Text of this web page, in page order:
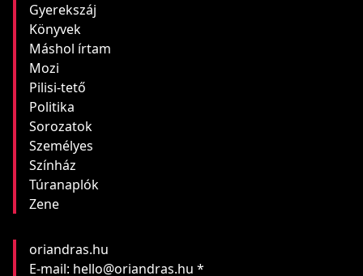
Gyerekszáj
Könyvek
Máshol írtam
Mozi
Pilisi-tető
Politika
Sorozatok
Személyes
Színház
Túranaplók
Zene
oriandras.hu
E-mail: hello@oriandras.hu *